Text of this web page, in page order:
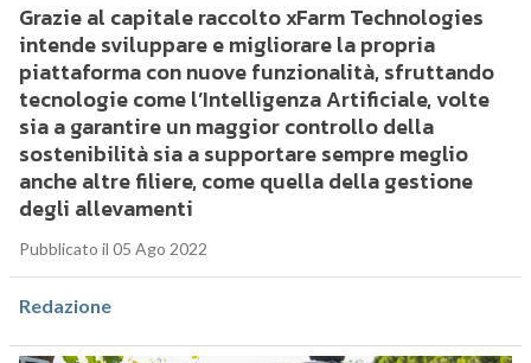
Grazie al capitale raccolto xFarm Technologies
intende sviluppare e migliorare la propria
piattaforma con nuove funzionalità, sfruttando
tecnologie come l’Intelligenza Artificiale, volte
sia a garantire un maggior controllo della
sostenibilità sia a supportare sempre meglio
anche altre filiere, come quella della gestione
degli allevamenti
Pubblicato il 05 Ago 2022
Redazione